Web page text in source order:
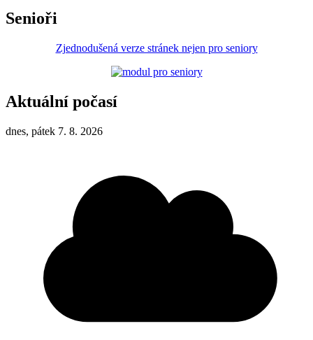
Senioři
Zjednodušená verze stránek nejen pro seniory
Aktuální počasí
dnes, pátek 7. 8. 2026